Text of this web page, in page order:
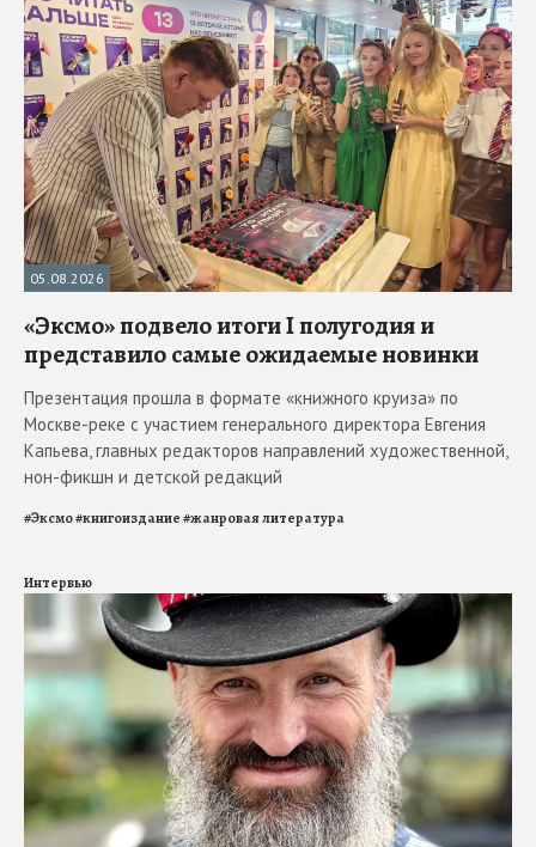
05.08.2026
«Эксмо» подвело итоги I полугодия и
представило самые ожидаемые новинки
Презентация прошла в формате «книжного круиза» по
Москве-реке с участием генерального директора Евгения
Капьева, главных редакторов направлений художественной,
нон-фикшн и детской редакций
#Эксмо#книгоиздание#жанровая литература
Интервью